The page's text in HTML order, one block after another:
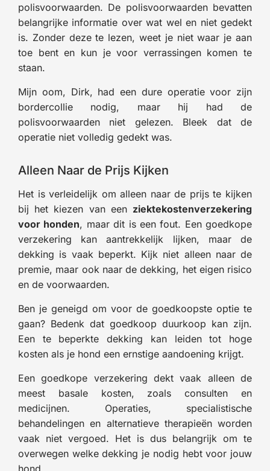
polisvoorwaarden. De polisvoorwaarden bevatten
belangrijke informatie over wat wel en niet gedekt
is. Zonder deze te lezen, weet je niet waar je aan
toe bent en kun je voor verrassingen komen te
staan.
Mijn oom, Dirk, had een dure operatie voor zijn
bordercollie nodig, maar hij had de
polisvoorwaarden niet gelezen. Bleek dat de
operatie niet volledig gedekt was.
Alleen Naar de Prijs Kijken
Het is verleidelijk om alleen naar de prijs te kijken
bij het kiezen van een ziektekostenverzekering
voor honden, maar dit is een fout. Een goedkope
verzekering kan aantrekkelijk lijken, maar de
dekking is vaak beperkt. Kijk niet alleen naar de
premie, maar ook naar de dekking, het eigen risico
en de voorwaarden.
Ben je geneigd om voor de goedkoopste optie te
gaan? Bedenk dat goedkoop duurkoop kan zijn.
Een te beperkte dekking kan leiden tot hoge
kosten als je hond een ernstige aandoening krijgt.
Een goedkope verzekering dekt vaak alleen de
meest basale kosten, zoals consulten en
medicijnen. Operaties, specialistische
behandelingen en alternatieve therapieën worden
vaak niet vergoed. Het is dus belangrijk om te
overwegen welke dekking je nodig hebt voor jouw
hond.